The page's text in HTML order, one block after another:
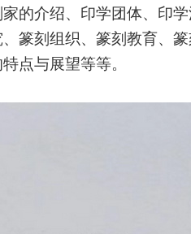
的介绍、印学团体、印
篆刻组织、篆刻教育、
点与展望等等。